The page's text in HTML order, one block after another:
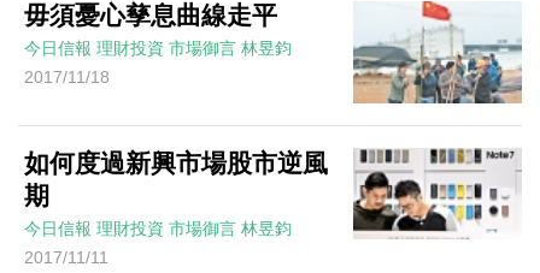
毋須憂心孳息曲線走平
今日信報 理財投資 市場御言 林昱鈞
2017/11/18
如何度過新興市場股市逆風
期
今日信報 理財投資 市場御言 林昱鈞
2017/11/11